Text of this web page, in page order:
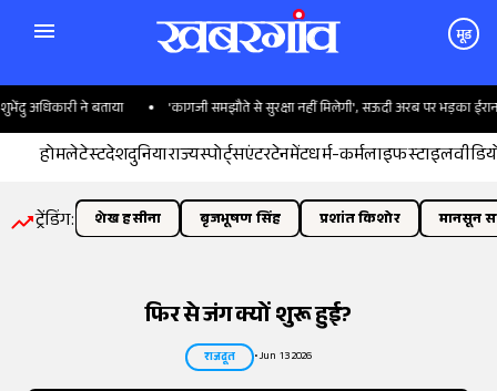
मूड
ने बताया 'कागजी समझौते से सुरक्षा नहीं मिलेगी', सऊदी अरब पर भड़का ईरान
होमलेटेस्टदेशदुनियाराज्यस्पोर्ट्सएंटरटेनमेंटधर्म-कर्मलाइफस्टाइल
ट्रेंडिंग: शेख हसीना बृजभूषण सिंह प्रशांत किशोर मानसून
फिर से जंग क्यों शुरू हुई?
राजदूत •Jun 13 2026